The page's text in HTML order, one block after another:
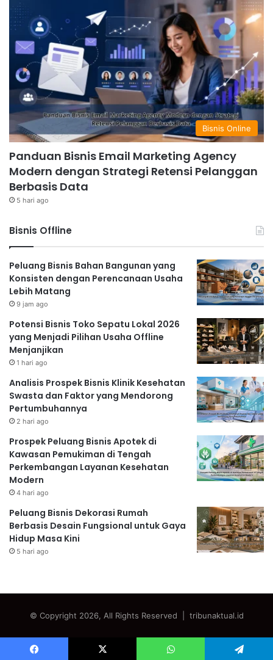
Bisnis Online
Panduan Bisnis Email Marketing Agency
Modern dengan Strategi Retensi Pelanggan
Berbasis Data
5 hari ago
Bisnis Offline
Peluang Bisnis Bahan Bangunan yang
Konsisten dengan Perencanaan Usaha
Lebih Matang
9 jam ago
Potensi Bisnis Toko Sepatu Lokal 2026
yang Menjadi Pilihan Usaha Offline
Menjanjikan
1 hari ago
Analisis Prospek Bisnis Klinik Kesehatan
Swasta dan Faktor yang Mendorong
Pertumbuhannya
2 hari ago
Prospek Peluang Bisnis Apotek di
Kawasan Pemukiman di Tengah
Perkembangan Layanan Kesehatan
Modern
4 hari ago
Peluang Bisnis Dekorasi Rumah
Berbasis Desain Fungsional untuk Gaya
Hidup Masa Kini
5 hari ago
© Copyright 2026, All Rights Reserved | tribunaktual.id